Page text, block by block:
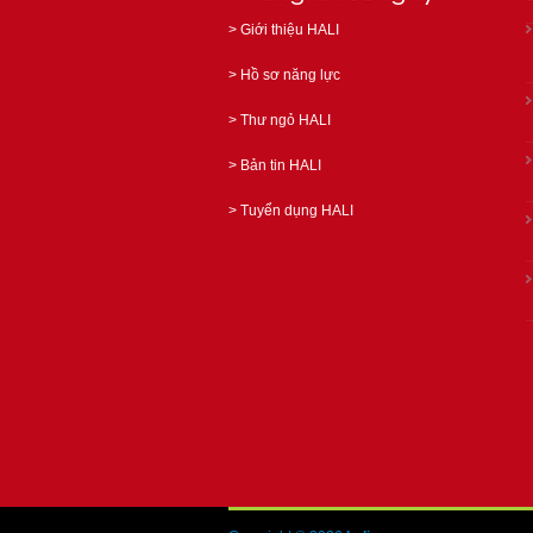
> Giới thiệu HALI
> Hồ sơ năng lực
> Thư ngỏ HALI
> Bản tin HALI
> Tuyển dụng HALI